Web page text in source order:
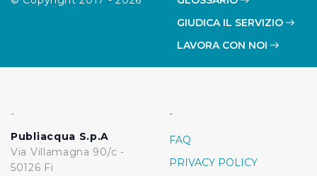
GIUDICA IL SERVIZIO
LAVORA CON NOI
-
Publiacqua S.p.A
Via Villamagna 90/c -
50126 Fi
-
FAQ
PRIVACY POLICY